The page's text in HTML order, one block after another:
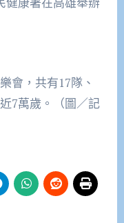
會，共有17隊、
7萬歲。（圖／記